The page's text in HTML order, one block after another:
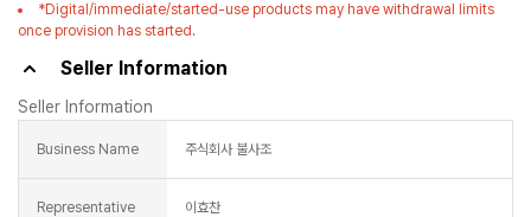
*Digital/immediate/started-use products may have withdrawal limits
once provision has started.
Seller Information
Seller Information
Business Name 주식회사 불사조
Representative 이효찬